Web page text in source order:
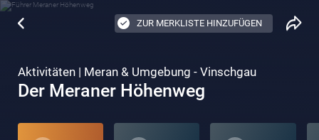
ZUR MERKLISTE HINZUFÜGEN
Aktivitäten | Meran & Umgebung - Vinschgau
Der Meraner Höhenweg